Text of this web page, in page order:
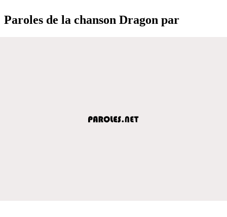
Paroles de la chanson Dragon par